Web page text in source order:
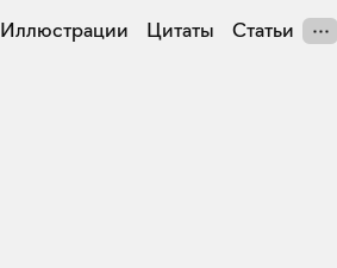
Иллюстрации Цитаты Статьи